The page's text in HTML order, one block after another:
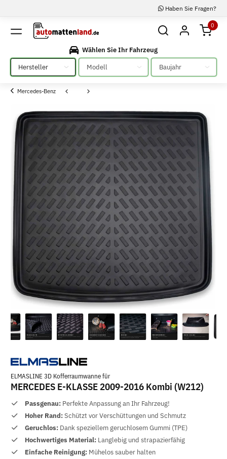
Haben Sie Fragen?
0
Wählen Sie Ihr Fahrzeug
Bitte auswählen
Bitte auswählen Bitte auswählen
Mercedes-Benz
ELMASLINE 3D Kofferraumwanne für
MERCEDES E-KLASSE 2009-2016 Kombi (W212)
Passgenau: Perfekte Anpassung an Ihr Fahrzeug!
Hoher Rand:Schützt vor Verschüttungen und Schmutz
Geruchlos: Dank speziellem geruchlosem Gummi (TPE)
Hochwertiges Material: Langlebig und strapazierfähig
Einfache Reinigung: Mühelos sauber halten